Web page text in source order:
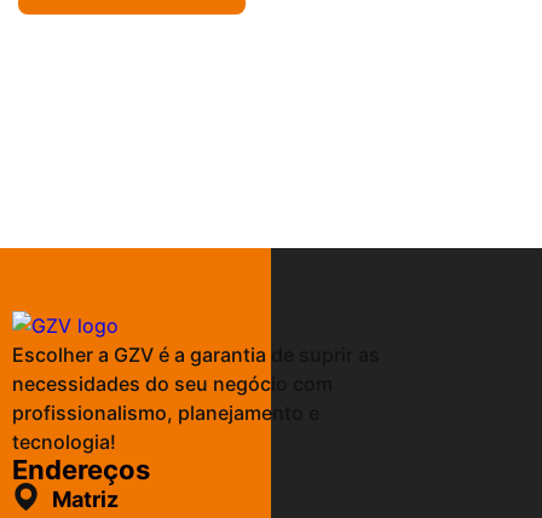
Escolher a GZV é a garantia de suprir as
necessidades do seu negócio com
profissionalismo, planejamento e
tecnologia!
Endereços
Matriz